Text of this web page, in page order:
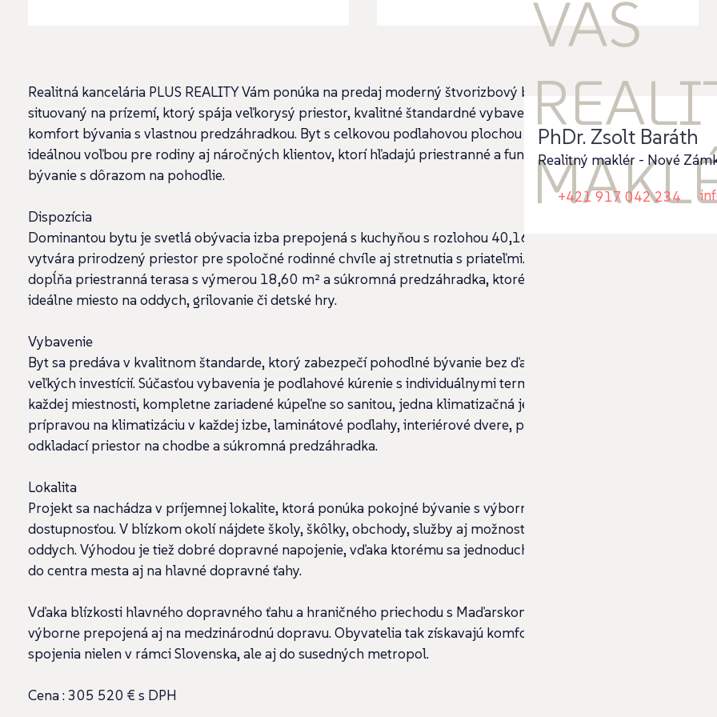
Realitná kancelária PLUS REALITY Vám ponúka na predaj moderný štvorizbový byt,
situovaný na prízemí, ktorý spája veľkorysý priestor, kvalitné štandardné vybavenie a
komfort bývania s vlastnou predzáhradkou. Byt s celkovou podlahovou plochou 127,3 m² je
ideálnou voľbou pre rodiny aj náročných klientov, ktorí hľadajú priestranné a funkčné
bývanie s dôrazom na pohodlie.
Dispozícia
Dominantou bytu je svetlá obývacia izba prepojená s kuchyňou s rozlohou 40,16 m², ktorá
vytvára prirodzený priestor pre spoločné rodinné chvíle aj stretnutia s priateľmi. Dennú časť
dopĺňa priestranná terasa s výmerou 18,60 m² a súkromná predzáhradka, ktoré poskytujú
ideálne miesto na oddych, grilovanie či detské hry.
Vybavenie
Byt sa predáva v kvalitnom štandarde, ktorý zabezpečí pohodlné bývanie bez ďalších
veľkých investícií. Súčasťou vybavenia je podlahové kúrenie s individuálnymi termostatmi v
každej miestnosti, kompletne zariadené kúpeľne so sanitou, jedna klimatizačná jednotka s
prípravou na klimatizáciu v každej izbe, laminátové podlahy, interiérové dvere, praktický
odkladací priestor na chodbe a súkromná predzáhradka.
Lokalita
Projekt sa nachádza v príjemnej lokalite, ktorá ponúka pokojné bývanie s výbornou
dostupnosťou. V blízkom okolí nájdete školy, škôlky, obchody, služby aj možnosti na šport a
oddych. Výhodou je tiež dobré dopravné napojenie, vďaka ktorému sa jednoducho dostanete
do centra mesta aj na hlavné dopravné ťahy.
Vďaka blízkosti hlavného dopravného ťahu a hraničného priechodu s Maďarskom je lokalita
výborne prepojená aj na medzinárodnú dopravu. Obyvatelia tak získavajú komfort rýchleho
spojenia nielen v rámci Slovenska, ale aj do susedných metropol.
Cena : 305 520 € s DPH
VÁŠ
PhDr. Zsolt Baráth
Realitný maklér - Nové
+421 917 042 234